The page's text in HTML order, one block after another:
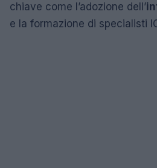
chiave come l’adozione dell’
e la formazione di specialisti